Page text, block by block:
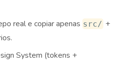
real e copiar apenas src/ +
System (tokens +